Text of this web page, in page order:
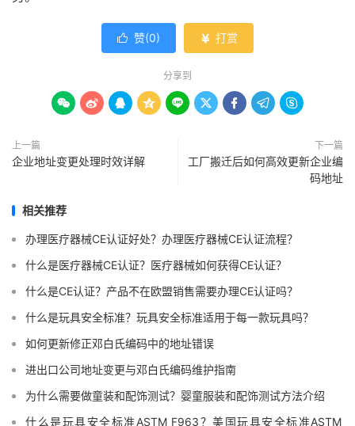
 赞(0)  打赏
分享到
        
上一篇
企业地址变更处理时效详解
下一篇
工厂搬迁后如何高效更新企业编
码地址
相关推荐
办理医疗器械CE认证好处？办理医疗器械CE认证流程？
什么是医疗器械CE认证？医疗器械如何获得CE认证？
什么是CE认证？产品不在欧盟销售需要办理CE认证吗？
什么是玩具安全标准？玩具安全标准适用于每一款玩具吗？
如何更新修正邓白氏编码中的地址错误
进出口公司地址变更与邓白氏编码维护指南
为什么需要做童装和配饰测试？婴童服装和配饰测试方法介绍
什么是玩具安全标准ASTM F963？美国玩具安全标准ASTM